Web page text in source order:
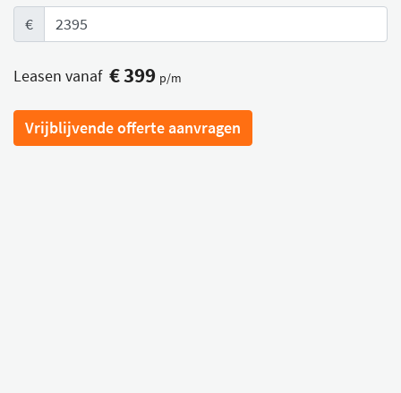
€
Leasen vanaf €399 p/m
Vrijblijvende offerte aanvragen